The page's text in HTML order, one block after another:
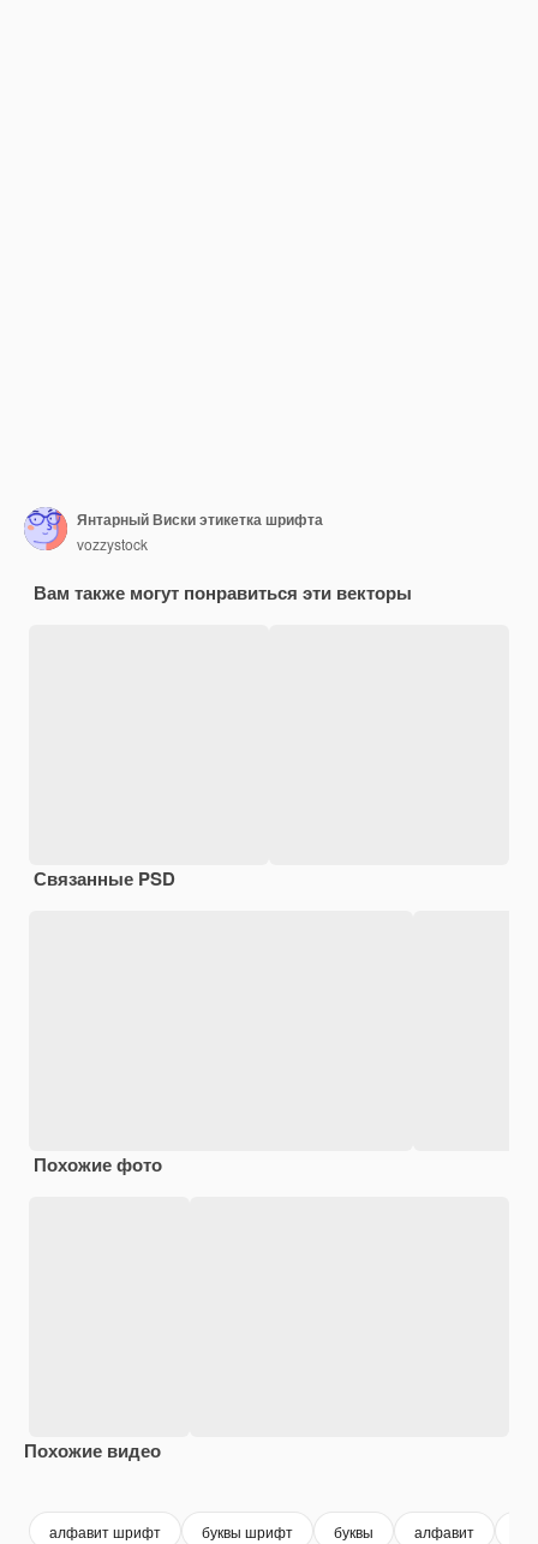
Янтарный Виски этикетка шрифта
vozzystock
Вам также могут понравиться эти векторы
Связанные PSD
Похожие фото
Похожие видео
алфавит шрифт буквы шрифт буквы алфавит